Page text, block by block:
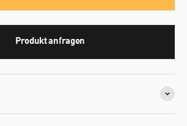
Produkt anfragen